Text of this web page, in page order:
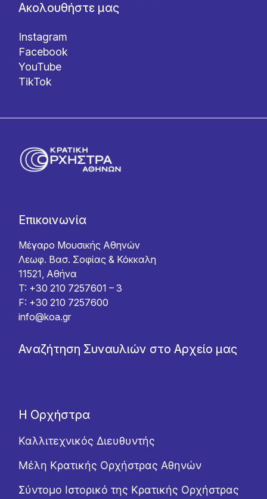
Ακολουθήστε μας
Instagram
Facebook
YouTube
TikTok
Επικοινωνία
Μέγαρο Μουσικής Αθηνών
Λεωφ. Βασ. Σοφίας & Κόκκαλη
11521, Αθήνα
T: +30 210 7257601 – 3
F: +30 210 7257600
info@koa.gr
Αναζήτηση Συναυλιών στο Αρχείο μας
Η Ορχήστρα
Καλλιτεχνικός Διευθυντής
Μέλη Κρατικής Ορχήστρας Αθηνών
Σύντομο Ιστορικό της Κρατικής Ορχήστρας